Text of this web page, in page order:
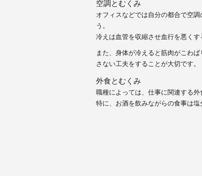
空調とむくみ
オフィスなどでは自分の都合で空
う。
冷えは血管を収縮させ血行を悪くす
また、 身体が冷えると筋肉がこわ
さない工夫をすることが大切です。
外食とむくみ
職種によっては、仕事に関連する外
特に、 お酒を飲みながらの食事は